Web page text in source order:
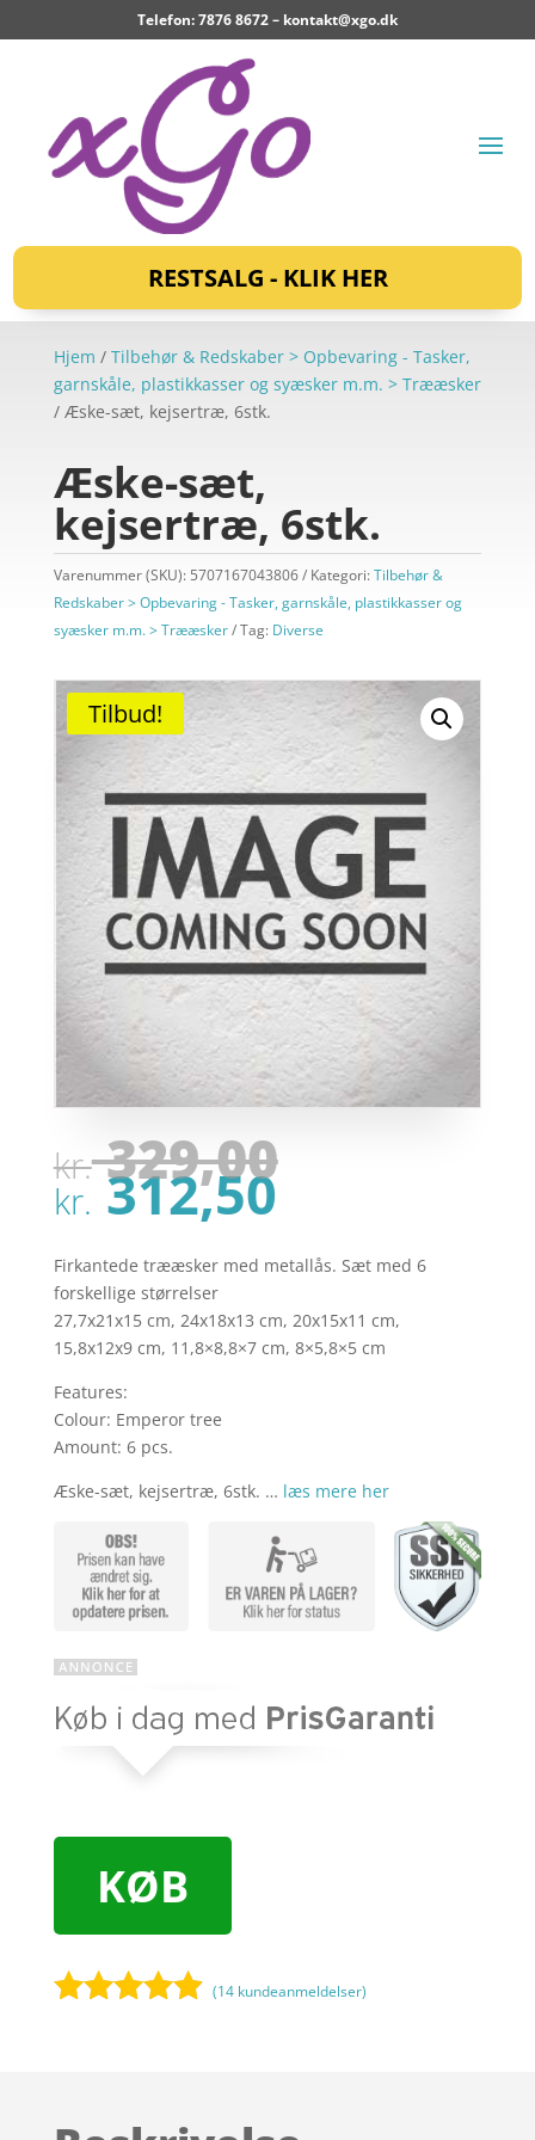
Telefon: 7876 8672 – kontakt@xgo.dk
RESTSALG - KLIK HER
Hjem / Tilbehør & Redskaber > Opbevaring - Tasker,
garnskåle, plastikkasser og syæsker m.m. > Trææsker
/ Æske-sæt, kejsertræ, 6stk.
Æske-sæt,
kejsertræ, 6stk.
Varenummer (SKU): 5707167043806 Kategori:Tilbehør &
Redskaber > Opbevaring - Tasker, garnskåle, plastikkasser og
syæsker m.m. > Trææsker
Tag: Diverse
Tilbud!
kr.329,00Den
var:
kr.
kr.312,50Den
pris
er:
kr.
Firkantede trææsker med metallås. Sæt med 6
forskellige størrelser
27,7x21x15 cm, 24x18x13 cm, 20x15x11 cm,
15,8x12x9 cm, 11,8×8,8×7 cm, 8×5,8×5 cm
Features:
Colour: Emperor tree
Amount: 6 pcs.
Æske-sæt, kejsertræ, 6stk. … læs mere her
KØB
(14 kundeanmeldelser)